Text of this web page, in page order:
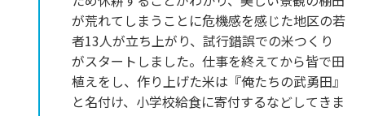
が荒れてしまうことに危機感を感じた地区の若
者13人が立ち上がり、試行錯誤での米つくり
がスタートしました。仕事を終えてから皆で田
植えをし、作り上げた米は『俺たちの武勇田』
と名付け、小学校給食に寄付するなどしてきま